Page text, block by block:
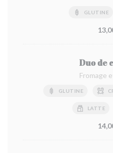
GLUTINE
Duo de
Fromage
GLUTINE
LATTE